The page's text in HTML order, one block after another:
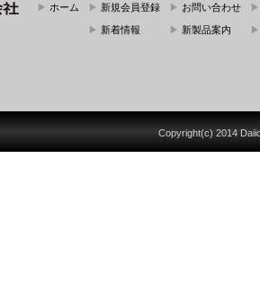
▶ ホーム ▶ 新規会員登録
▶ 新着情報
▶ お問い合わせ
▶ 新製品案内
Copyright(c) 2014